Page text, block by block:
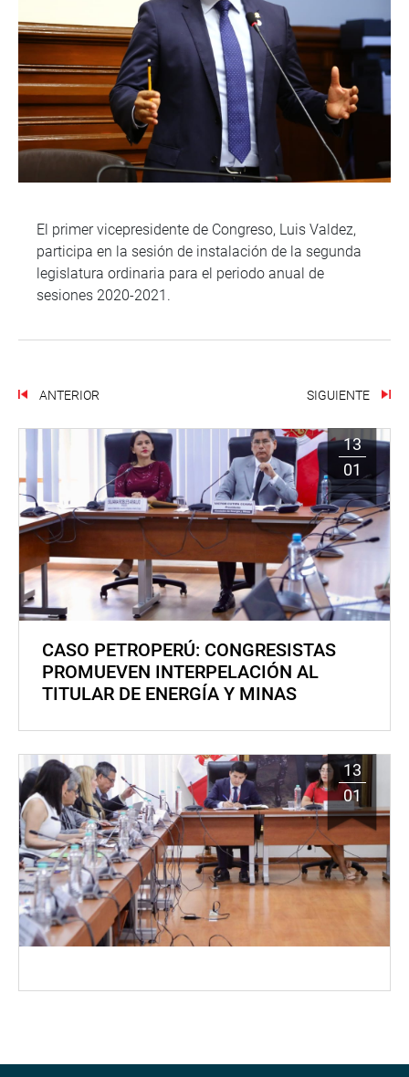
El primer vicepresidente de Congreso, Luis Valdez,
participa en la sesión de instalación de la segunda
legislatura ordinaria para el periodo anual de
sesiones 2020-2021.
ANTERIOR SIGUIENTE
13
01
CASO PETROPERÚ: CONGRESISTAS
PROMUEVEN INTERPELACIÓN AL
TITULAR DE ENERGÍA Y MINAS
13
01